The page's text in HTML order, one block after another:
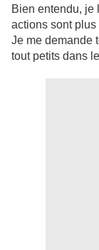
Bien entendu, je
actions sont
Je me demande
tout petits dans